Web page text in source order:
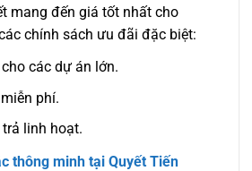
mang đến giá tốt nhất cho
chính sách ưu đãi đặc biệt:
các dự án lớn.
phí.
linh hoạt.
thông minh tại Quyết Tiến